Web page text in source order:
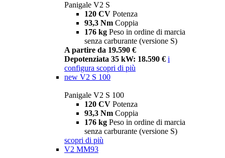
Panigale V2 S
120 CV Potenza
93,3 Nm Coppia
176 kg Peso in ordine di marcia
senza carburante (versione S)
A partire da 19.590 €
Depotenziata 35 kW: 18.590 € i
configura scopri di più
new V2 S 100
Panigale V2 S 100
120 CV Potenza
93,3 Nm Coppia
176 kg Peso in ordine di marcia
senza carburante (versione S)
scopri di più
V2 MM93